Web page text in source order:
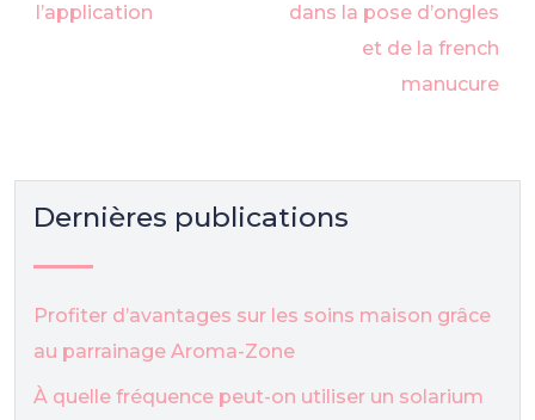
l’application
dans la pose d’ongles
et de la french
manucure
Dernières publications
Profiter d’avantages sur les soins maison grâce
au parrainage Aroma-Zone
À quelle fréquence peut-on utiliser un solarium